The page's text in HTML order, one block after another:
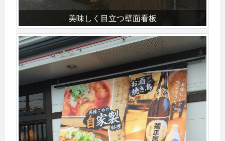
美味しく目立つ壁面看板